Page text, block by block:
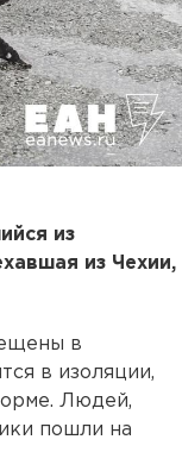
из
из Чехии,
в
в изоляции,
Людей,
пошли на